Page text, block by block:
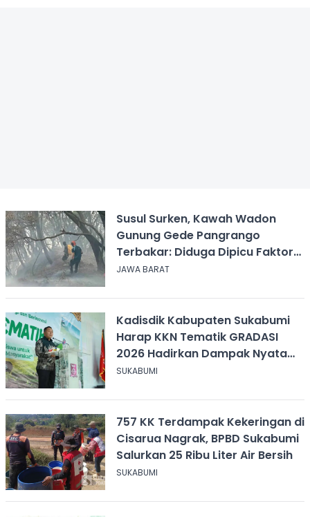
Susul Surken, Kawah Wadon
Gunung Gede Pangrango
Terbakar: Diduga Dipicu Faktor
Alam
JAWA BARAT
Kadisdik Kabupaten Sukabumi
Harap KKN Tematik GRADASI
2026 Hadirkan Dampak Nyata
bagi Masyarakat
SUKABUMI
757 KK Terdampak Kekeringan di
Cisarua Nagrak, BPBD Sukabumi
Salurkan 25 Ribu Liter Air Bersih
SUKABUMI